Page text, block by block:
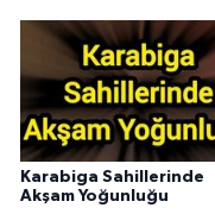
Karabiga Sahillerinde
Akşam Yoğunluğu